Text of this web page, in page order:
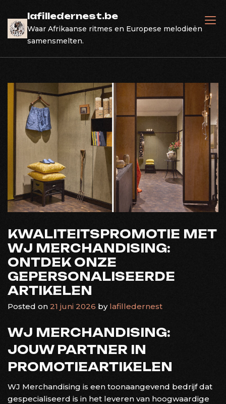
content
lafilledernest.be
Waar Afrikaanse ritmes en Europese melodieën
samensmelten.
KWALITEITSPROMOTIE MET
WJ MERCHANDISING:
ONTDEK ONZE
GEPERSONALISEERDE
ARTIKELEN
Posted on 21 juni 2026 by lafilledernest
WJ MERCHANDISING:
JOUW PARTNER IN
PROMOTIEARTIKELEN
WJ Merchandising is een toonaangevend bedrijf dat
gespecialiseerd is in het leveren van hoogwaardige